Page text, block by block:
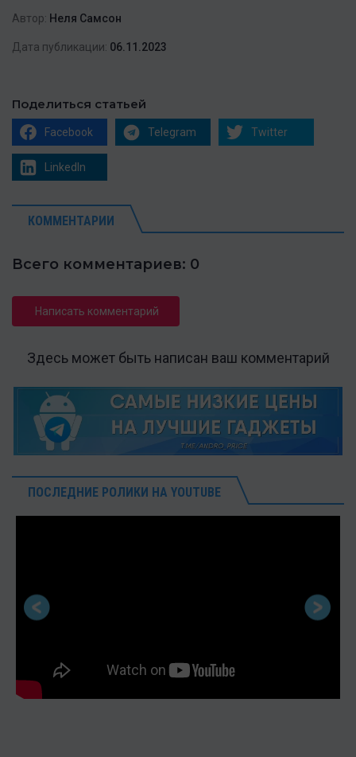
Автор: Неля Самсон
Дата публикации: 06.11.2023
Поделиться статьей
Facebook Telegram Twitter
LinkedIn
КОММЕНТАРИИ
Всего комментариев: 0
Написать комментарий
Здесь может быть написан ваш комментарий
ПОСЛЕДНИЕ РОЛИКИ НА YOUTUBE